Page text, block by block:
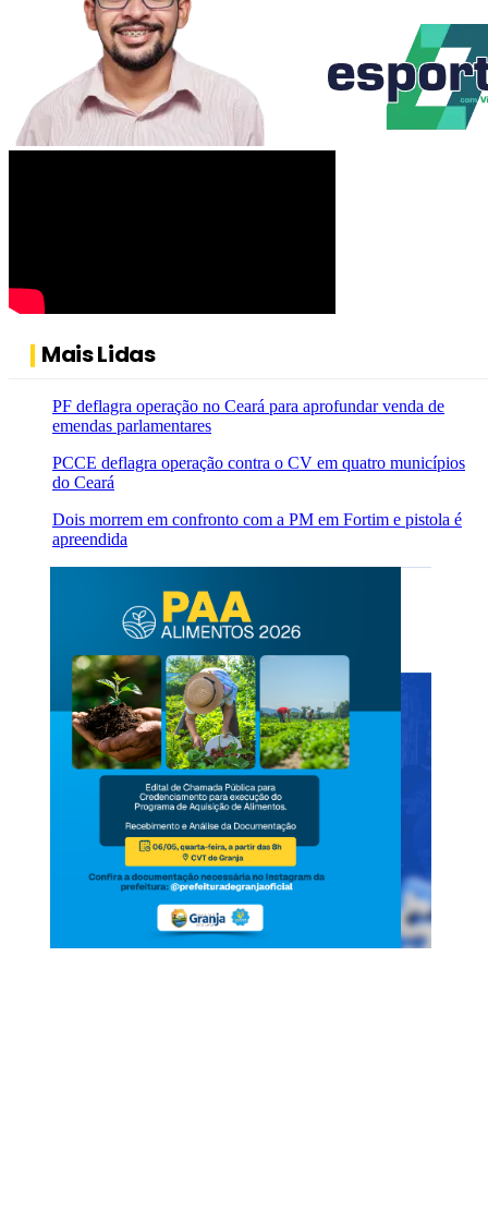
Mais Lidas
PF deflagra operação no Ceará para aprofundar venda de
emendas parlamentares
PCCE deflagra operação contra o CV em quatro municípios
do Ceará
Dois morrem em confronto com a PM em Fortim e pistola é
apreendida